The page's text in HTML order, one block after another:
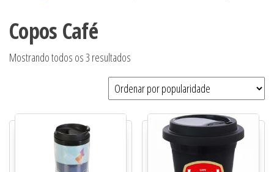
Copos Café
Mostrando todos os 3 resultados